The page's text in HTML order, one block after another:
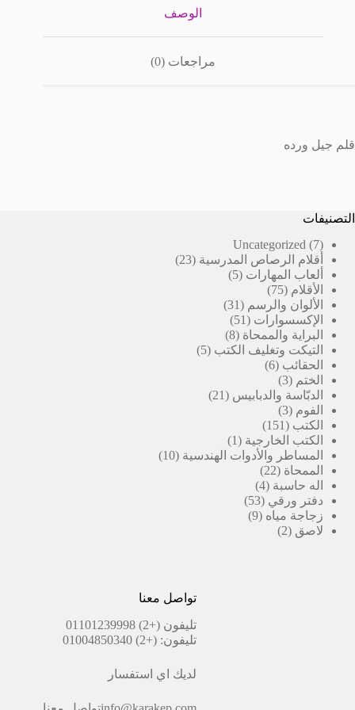
الوصف
مراجعات (0)
ٌٌقلم جيل ورده
التصنيفات
Uncategorized
7
7
منتجات
أقلام الرصاص المدرسية 23
23
ألعاب المهارات 5
5
الأقلام 75
75
منتج
الألوان والرسم 31
31
الإكسسوارات 51
51
منتج
البراية والممحاة 8
8
منتجاتالتيكت وتغليف الكتب 5
5
الحقائب 6
6
الختم 3
3
منتجات
الدبّاسة والدبابيس 21
21
الفوم 3
3
منتجات
الكتب 151
151
منتج
الكتب الخارجية 1
منتج
المساطر والأدوات الهندسية 10
10
الممحاة 22
22
منتج
اله حاسبة 4
4
منتجات
دفتر ورقي 53
53
منتج
زجاجة مياه 9
9
لاصق 2
2
تواصل معنا
تليفون(+2) 01101239998
تليفون: (+2) 01004850340
لديك اي استفسار